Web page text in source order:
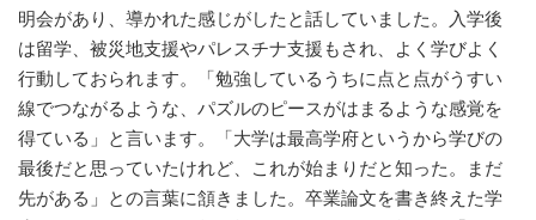
明会があり、導かれた感じがしたと話していました。入学後
は留学、被災地支援やパレスチナ支援もされ、よく学びよく
行動しておられます。「勉強しているうちに点と点がうすい
線でつながるような、パズルのピースがはまるような感覚を
得ている」と言います。「大学は最高学府というから学びの
最後だと思っていたけれど、これが始まりだと知った。まだ
先がある」との言葉に頷きました。卒業論文を書き終えた学